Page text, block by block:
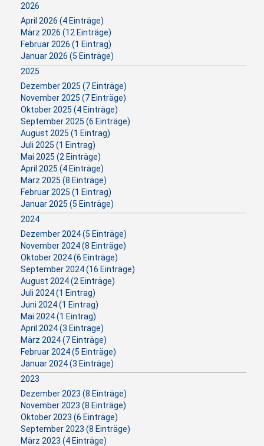
2026
April 2026 (4 Einträge)
März 2026 (12 Einträge)
Februar 2026 (1 Eintrag)
Januar 2026 (5 Einträge)
2025
Dezember 2025 (7 Einträge)
November 2025 (7 Einträge)
Oktober 2025 (4 Einträge)
September 2025 (6 Einträge)
August 2025 (1 Eintrag)
Juli 2025 (1 Eintrag)
Mai 2025 (2 Einträge)
April 2025 (4 Einträge)
März 2025 (8 Einträge)
Februar 2025 (1 Eintrag)
Januar 2025 (5 Einträge)
2024
Dezember 2024 (5 Einträge)
November 2024 (8 Einträge)
Oktober 2024 (6 Einträge)
September 2024 (16 Einträge)
August 2024 (2 Einträge)
Juli 2024 (1 Eintrag)
Juni 2024 (1 Eintrag)
Mai 2024 (1 Eintrag)
April 2024 (3 Einträge)
März 2024 (7 Einträge)
Februar 2024 (5 Einträge)
Januar 2024 (3 Einträge)
2023
Dezember 2023 (8 Einträge)
November 2023 (8 Einträge)
Oktober 2023 (6 Einträge)
September 2023 (8 Einträge)
März 2023 (4 Einträge)